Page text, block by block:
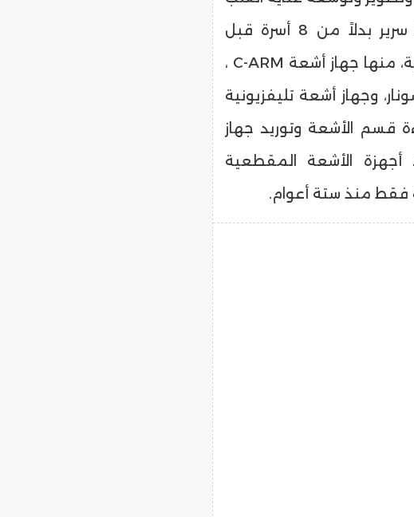
لتصل القدرة الاستيعابية لها إلى 23 سرير بدلاً من 8 أسرة قبل
التطوير، ودعم المستشفي بأجهزة طبية، منها جهاز أشعة C-ARM ،
وسونار، وجهاز أشعة تليفزيونية
قسم الأشعة وتوريد جهاز
الأشعة المقطعية